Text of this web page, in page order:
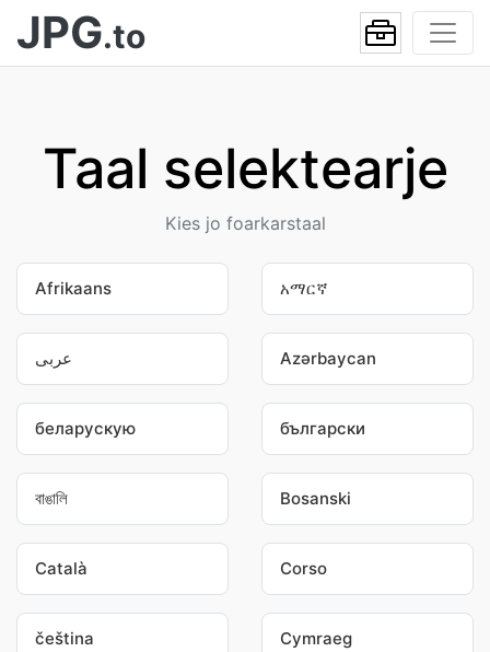
JPG.to
Taal selektearje
Kies jo foarkarstaal
Afrikaans አማርኛ
عربى Azərbaycan
беларускую български
বাঙালি Bosanski
Català Corso
čeština Cymraeg